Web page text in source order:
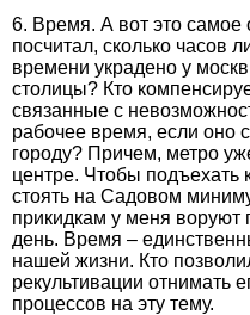
6. Время. А вот это самое
посчитал, сколько часов
времени украдено у
столицы? Кто
связанные с
рабочее время, если оно
городу? Причем, метро
центре. Чтобы подъехать
стоять на Садовом
прикидкам у меня
день. Время –
нашей жизни. Кто
рекультивации отнимать
процессов на эту тему.